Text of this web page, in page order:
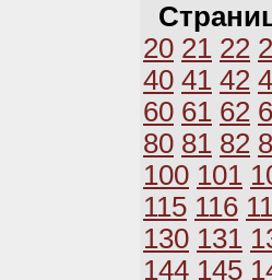
20 21 22
40 41 42
60 61 62
80 81 82
100 101
115 116
130 131
144 145